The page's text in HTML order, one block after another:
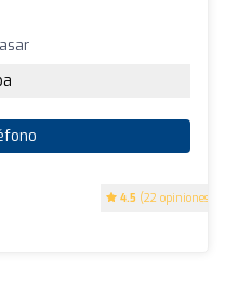
4.5 (22 opiniones)